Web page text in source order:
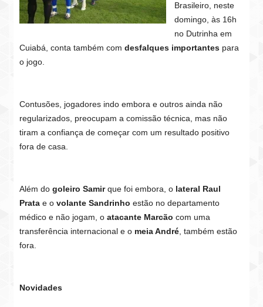
Brasileiro, neste
domingo, às 16h
no Dutrinha em
Cuiabá, conta também comdesfalques importantes para
o jogo.
Contusões, jogadores indo embora e outros ainda não
regularizados, preocupam a comissão técnica, mas não
tiram a confiança de começar com um resultado positivo
fora de casa.
Além dogoleiro Samirque foi embora, o lateral Raul
Prata e o volante Sandrinho estão no departamento
médico e não jogam, oatacante Marcãocom uma
transferência internacional e o meia André , também estão
fora.
Novidades